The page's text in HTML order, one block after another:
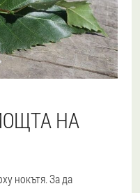
НА
нокътя. За да